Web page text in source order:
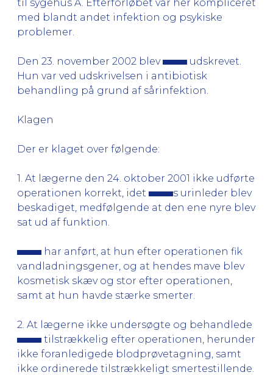
til sygehus A. Efterforløbet var her kompliceret
med blandt andet infektion og psykiske
problemer.
Den 23. november 2002 blev
udskrevet.
Hun var ved udskrivelsen i antibiotisk
behandling på grund af sårinfektion.
Klagen
Der er klaget over følgende:
1. At lægerne den 24. oktober 2001 ikke udførte
operationen korrekt, idet
s urinleder blev
beskadiget, medfølgende at den ene nyre blev
sat ud af funktion.
har anført, at hun efter operationen fik
vandladningsgener, og at hendes mave blev
kosmetisk skæv og stor efter operationen,
samt at hun havde stærke smerter.
2. At lægerne ikke undersøgte og behandlede
tilstrækkelig efter operationen, herunder
ikke foranledigede blodprøvetagning, samt
ikke ordinerede tilstrækkeligt smertestillende.